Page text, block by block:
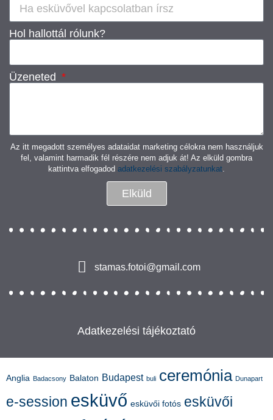
Hol hallottál rólunk?
Üzeneted
Az itt megadott személyes adataidat marketing célokra nem használjuk
fel, valamint harmadik fél részére nem adjuk át! Az elküld gombra
kattintva elfogadod adatkezelési szabályzatunkat.
Elküld
stamas.fotoi@gmail.com
Adatkezelési tájékoztató
Anglia Badacsony Balaton Budapest buli ceremónia Dunapart
e-session esküvő esküvői fotós esküvői